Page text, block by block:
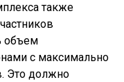
также
объем
с максимально
Это должно